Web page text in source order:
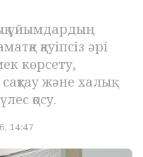
ұйымдардың
қауіпсіз әрі
көрсету,
және халық
қосу.
14:47